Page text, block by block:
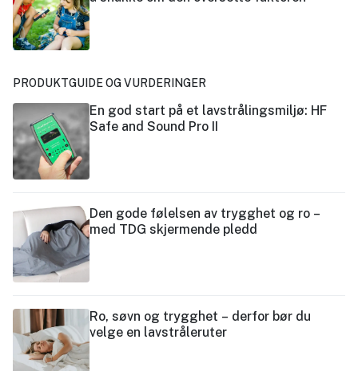
PRODUKTGUIDE OG VURDERINGER
En god start på et lavstrålingsmiljø: HF
Safe and Sound Pro II
Den gode følelsen av trygghet og ro –
med TDG skjermende pledd
Ro, søvn og trygghet – derfor bør du
velge en lavstråleruter